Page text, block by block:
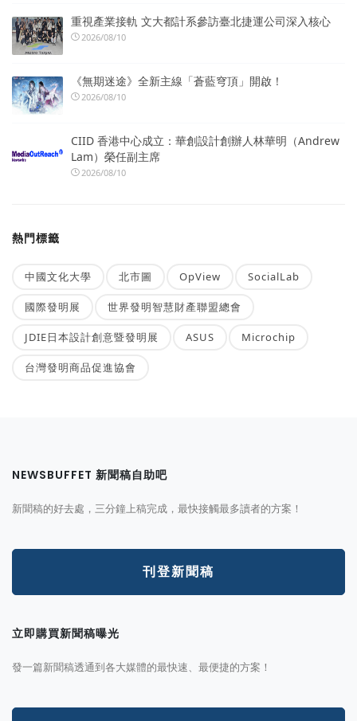
重視產業接軌 文大都計系參訪臺北捷運公司深入核心
2026/08/10
《無期迷途》全新主線「蒼藍穹頂」開啟！
2026/08/10
CIID 香港中心成立：華創設計創辦人林華明（Andrew
Lam）榮任副主席
2026/08/10
熱門標籤
中國文化大學 北市圖 OpView SocialLab
國際發明展 世界發明智慧財產聯盟總會
JDIE日本設計創意暨發明展 ASUS Microchip
台灣發明商品促進協會
NEWSBUFFET 新聞稿自助吧
新聞稿的好去處，三分鐘上稿完成，最快接觸最多讀者的方案！
刊登新聞稿
立即購買新聞稿曝光
發一篇新聞稿透通到各大媒體的最快速、最便捷的方案！